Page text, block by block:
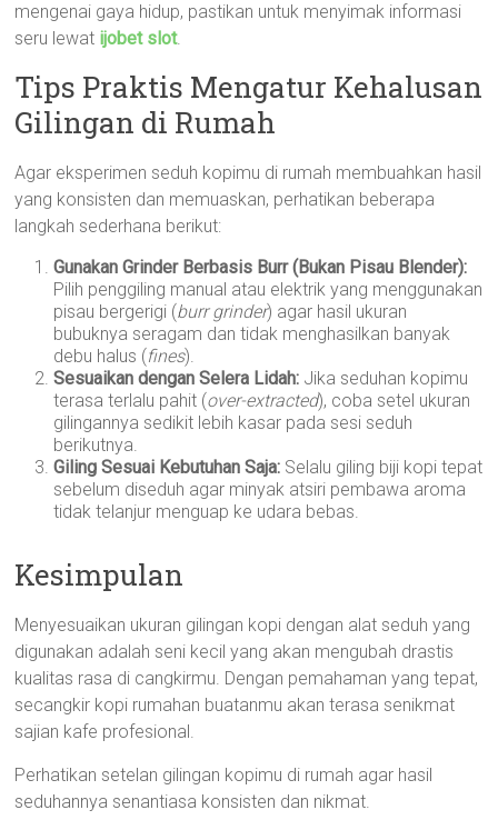
mengenai gaya hidup, pastikan untuk menyimak informasi
seru lewat ijobet slot.
Tips Praktis Mengatur Kehalusan
Gilingan di Rumah
Agar eksperimen seduh kopimu di rumah membuahkan hasil
yang konsisten dan memuaskan, perhatikan beberapa
langkah sederhana berikut:
Gunakan Grinder Berbasis Burr (Bukan Pisau Blender):
Pilih penggiling manual atau elektrik yang menggunakan
pisau bergerigi (burr grinder) agar hasil ukuran
bubuknya seragam dan tidak menghasilkan banyak
debu halus (fines).
Sesuaikan dengan Selera Lidah: Jika seduhan kopimu
terasa terlalu pahit (over-extracted), coba setel ukuran
gilingannya sedikit lebih kasar pada sesi seduh
berikutnya.
Giling Sesuai Kebutuhan Saja: Selalu giling biji kopi tepat
sebelum diseduh agar minyak atsiri pembawa aroma
tidak telanjur menguap ke udara bebas.
Kesimpulan
Menyesuaikan ukuran gilingan kopi dengan alat seduh yang
digunakan adalah seni kecil yang akan mengubah drastis
kualitas rasa di cangkirmu. Dengan pemahaman yang tepat,
secangkir kopi rumahan buatanmu akan terasa senikmat
sajian kafe profesional.
Perhatikan setelan gilingan kopimu di rumah agar hasil
seduhannya senantiasa konsisten dan nikmat.